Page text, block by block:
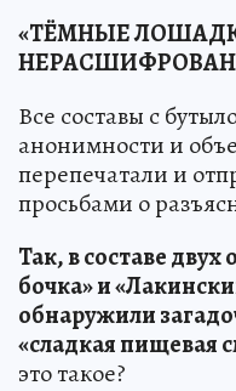
«ТЁМНЫЕ
Все составы с
анонимности и
перепечатали и
просьбами о
Так, в составе
бочка» и
обнаружили
«сладкая пищевая
это такое?